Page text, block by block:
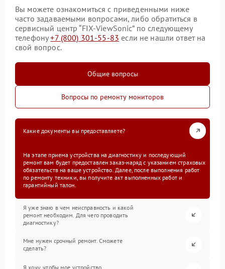
Вы можете ознакомиться с приведенными ниже
часто задаваемыми вопросами, либо обратиться в
сервисный центр “FIX-ViewSonic” по следующему
телефону+7 (800) 301-55-83 если не нашли ответ на
свой вопрос.
Общие вопросы
Вопросы по ремонту мониторов
Какие документы вы предоставляете?
На этапе приема устройства на диагностику и последующий
ремонт вам будет предоставлен заказ-наряд с указанием страховых
обязательств на ваше устройство. Далее, после выполнения работ
по ремонту техники, вы получите акт выполненных работ и
гарантийный талон.
Я уже знаю в чем неисправность и какой
ремонт необходим. Для чего проводить
диагностику?
Мне нужен срочный ремонт. Сможете
сделать?
Я хочу, чтобы мое устройство